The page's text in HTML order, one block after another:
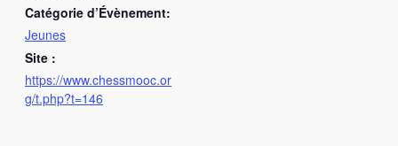
Catégorie d’Évènement:
Jeunes
Site :
https://www.chessmooc.or
g/t.php?t=146